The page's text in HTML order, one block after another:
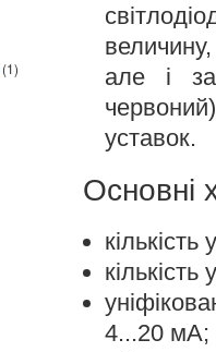
(1)
але і за
уставок.
Основні
4...20 мА;